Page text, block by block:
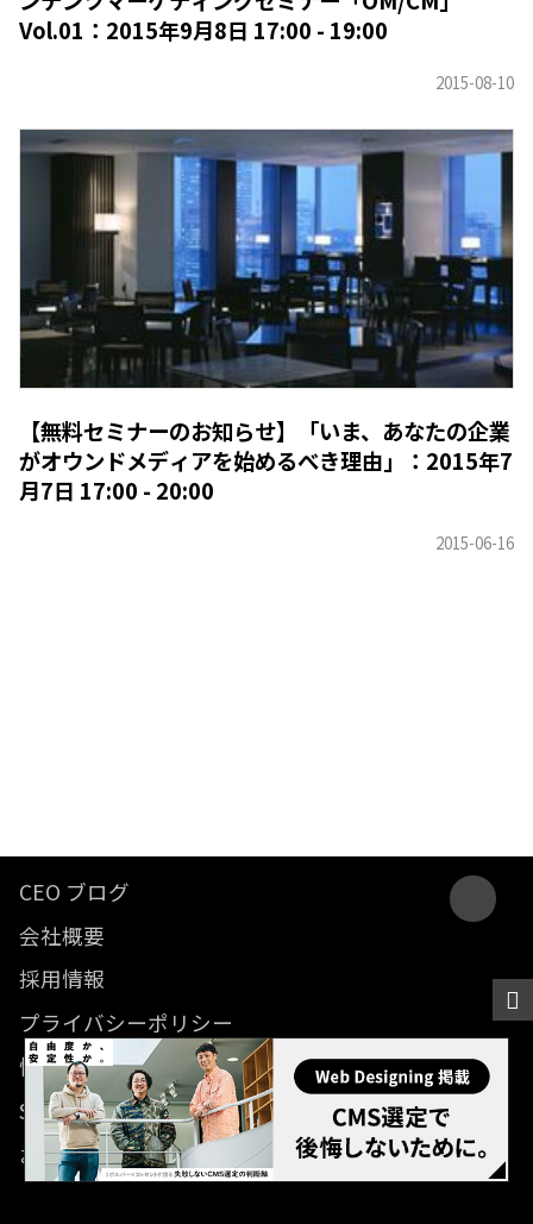
Vol.01：2015年9月8日 17:00 - 19:00
【無料セミナーのお知らせ】「いま、あなたの企業
がオウンドメディアを始めるべき理由」：2015年7
月7日 17:00 - 20:00
CEO ブログ
会社概要
採用情報
プライバシーポリシー
情報セキュリティ方針
SDGsに関する取り組み
お問い合わせ